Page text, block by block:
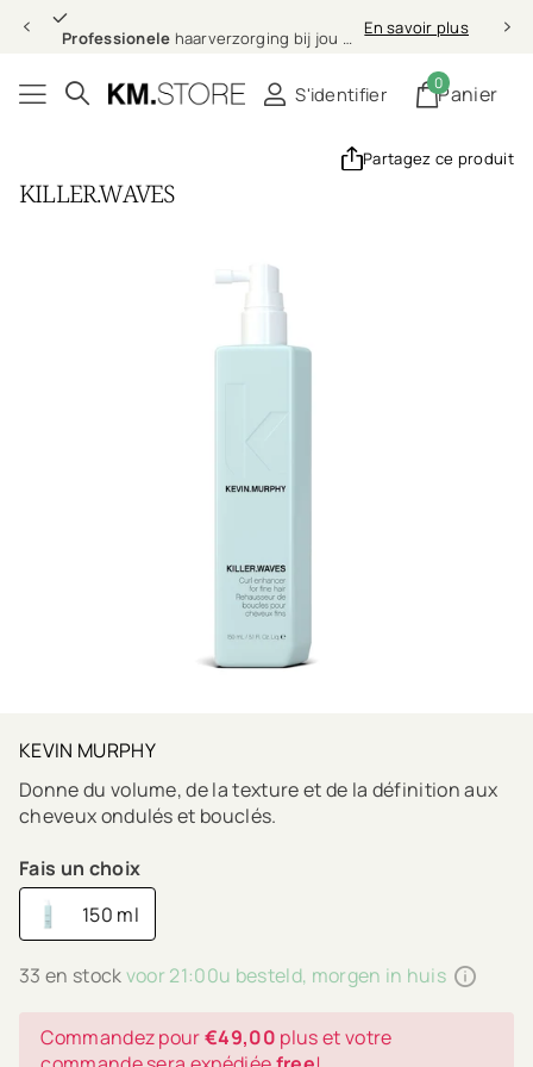
Professionele haarverzorging bij jou thuis En savoir plus
S'identifier Panier
0
Partagez ce produit
KILLER.WAVES
KEVIN MURPHY
Donne du volume, de la texture et de la définition aux
cheveux ondulés et bouclés.
Fais un choix
150 ml
33 en stockvoor 21:00u besteld, morgen in huis
Commandez pour€49,00 plus et votre